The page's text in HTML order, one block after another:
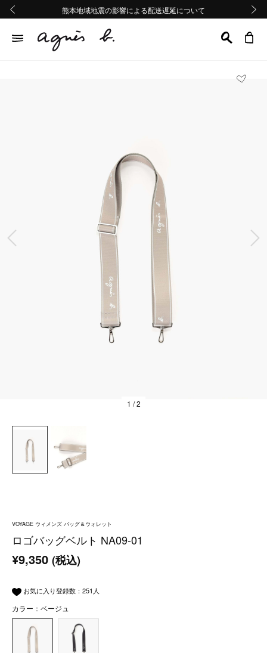
熊本地域地震の影響による配送遅延について
Summer Sale 2buy10%OFF!!
熊本地域地震の影響による配送遅延について
Summer Sale 2buy10%OFF!!
前の画像
1 / 2
VOYAGE ウィメンズ バッグ＆ウォレット
ロゴバッグベルト NA09-01
¥9,350 (税込)
お気に入り登録数： 251 人
カラー：ベージュ